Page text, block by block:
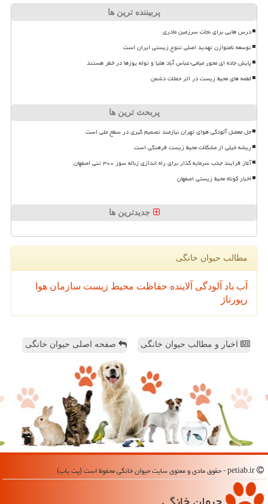
پربیننده ترین ها
درس هایی برای نجات سرزمین مادری
توسعه نامتوازن تهدید اصلی تنوع زیستی ایران است
پایش جاده ای محور میامی-عباس آباد هلیا و توله یوزها در خطر هستند
لطمه های محیط زیست در اثر حملات دشمن
پربحث ترین ها
حل معضل آلودگی هوای تهران نیازمند تصمیم گیری در سطح ملی است
ریشه خیلی از مشکلات محیط زیست فرهنگی است
آغاز فرایند جذب سرمایه گذار برای راه اندازی زباله سوز ۳۰۰ تنی اصفهان
اخبار کوتاه محیط زیستی اصفهان
جدیدترین ها
مطالب حیوان خانگی
آب باد آلودگی آلاینده حفاظت محیط زیست سازمان هوا
رپورتاژ
اخبار و مطالب حیوان خانگی صفحه اصلی حیوان خانگی